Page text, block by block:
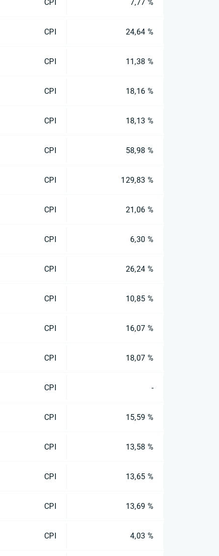
CPI 7,77 %
CPI 24,64 %
CPI 11,38 %
CPI 18,16 %
CPI 18,13 %
CPI 58,98 %
CPI 129,83 %
CPI 21,06 %
CPI 6,30 %
CPI 26,24 %
CPI 10,85 %
CPI 16,07 %
CPI 18,07 %
CPI -
CPI 15,59 %
CPI 13,58 %
CPI 13,65 %
CPI 13,69 %
CPI 4,03 %